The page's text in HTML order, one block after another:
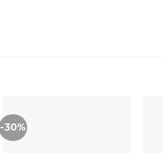
-30%